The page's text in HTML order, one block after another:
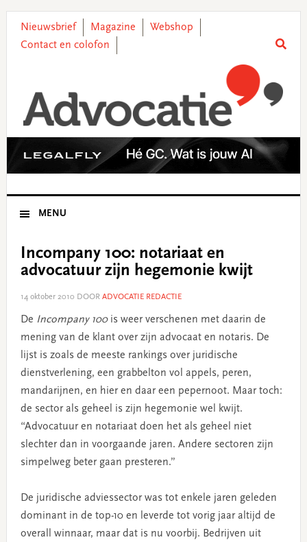
primary
main
primary
footer
Nieuwsbrief Magazine
Webshop
Contact en colofon
MENU
Incompany 100: notariaat en
advocatuur zijn hegemonie kwijt
14 oktober 2010 DOOR ADVOCATIE REDACTIE
De Incompany 100is weer verschenen met daarin de
mening van de klant over zijn advocaat en notaris. De
lijst is zoals de meeste rankings over juridische
dienstverlening, een grabbelton vol appels, peren,
mandarijnen, en hier en daar een pepernoot. Maar toch:
de sector als geheel is zijn hegemonie wel kwijt.
“Advocatuur en notariaat doen het als geheel niet
slechter dan in voorgaande jaren. Andere sectoren zijn
simpelweg beter gaan presteren.”
De juridische adviessector was tot enkele jaren geleden
dominant in de top-10 en leverde tot vorig jaar altijd de
overall winnaar, maar dat is nu voorbij. Bedrijven uit